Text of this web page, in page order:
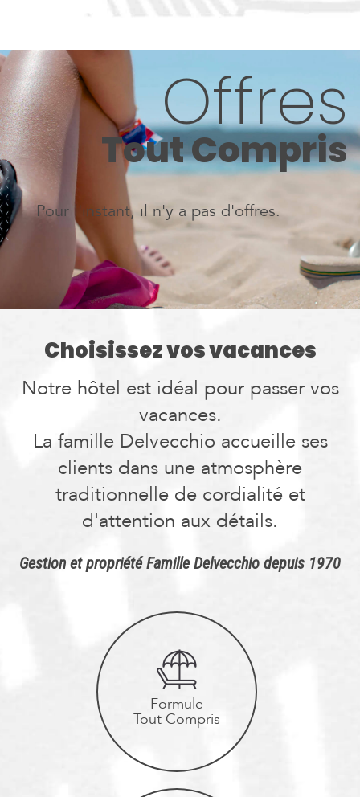
Offres
Tout Compris
Pour l'instant, il n'y a pas d'offres.
Choisissez vos vacances
Notre hôtel est idéal pour passer vos
vacances.
La famille Delvecchio accueille ses
clients dans une atmosphère
traditionnelle de cordialité et
d'attention aux détails.
Gestion et propriété Famille Delvecchio depuis 1970
Formule
Tout Compris